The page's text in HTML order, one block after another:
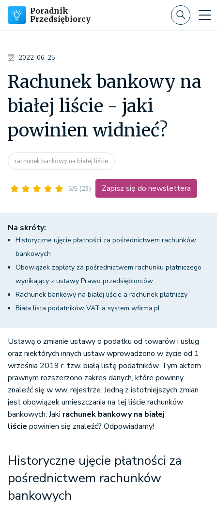
Poradnik
Przedsiębiorcy
2022-06-25
Rachunek bankowy na
białej liście - jaki
powinien widnieć?
rachunek bankowy na białej liście
5/5 (23) Zapisz się do newslettera
Na skróty:
Historyczne ujęcie płatności za pośrednictwem rachunków
bankowych
Obowiązek zapłaty za pośrednictwem rachunku płatniczego
wynikający z ustawy Prawo przedsiębiorców
Rachunek bankowy na białej liście a rachunek płatniczy
Biała lista podatników VAT a system wfirma.pl
Ustawą o zmianie ustawy o podatku od towarów i usług
oraz niektórych innych ustaw wprowadzono w życie od 1
września 2019 r. tzw. białą listę podatników. Tym aktem
prawnym rozszerzono zakres danych, które powinny
znaleźć się w ww. rejestrze. Jedną z istotniejszych zmian
jest obowiązek umieszczania na tej liście rachunków
bankowych. Jaki rachunek bankowy na białej
liście powinien się znaleźć? Odpowiadamy!
Historyczne ujęcie płatności za
pośrednictwem rachunków
bankowych